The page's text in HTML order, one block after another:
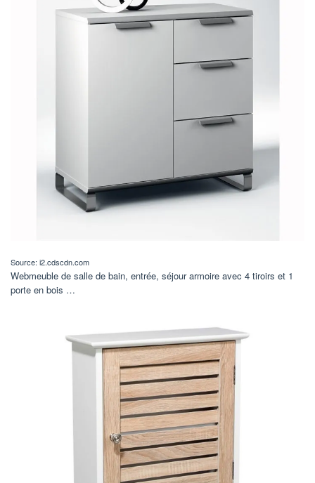
Source: i2.cdscdn.com
Webmeuble de salle de bain, entrée, séjour armoire avec 4 tiroirs et 1
porte en bois …